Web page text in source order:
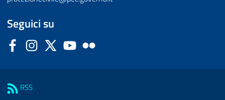
Seguici su
FacebookInstagram
Twitter YouTube
RSS